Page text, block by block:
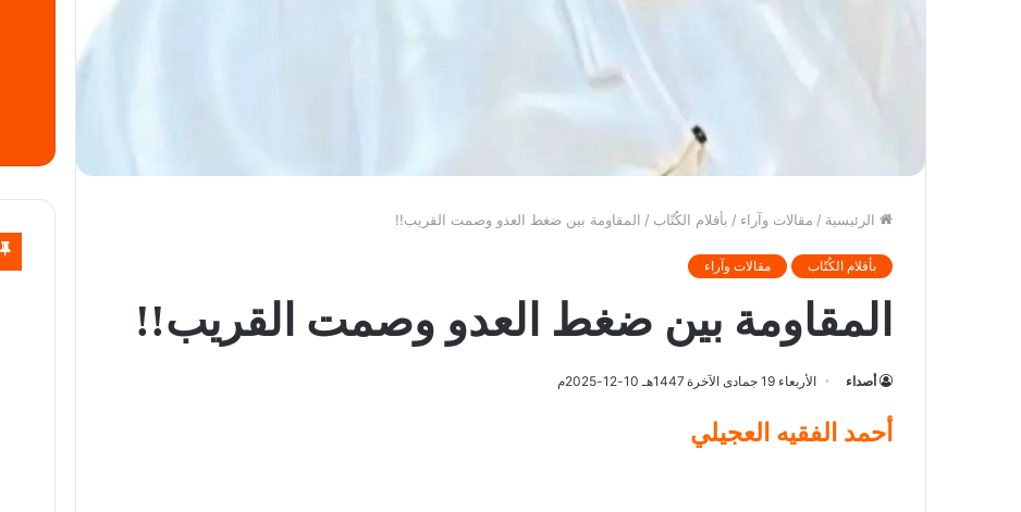
الرئيسية / مقالات وآراء / بأقلام الكُتّاب / المقاومة بين ضغط العدو وصمت القريب!!
بأقلام الكُتّاب مقالات وآراء
المقاومة بين ضغط العدو وصمت القريب!!
أصداء الأربعاء 19 جمادى الآخرة 1447هـ 10-12-2025م
أحمد الفقيه العجيلي